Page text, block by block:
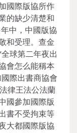
國際版協所作
的缺少清楚和
中，中國版協
和受理。查金
球第二年夜出
會怎么能稱本
際出書商協會
律王法公法蘭
國參加國際版
書不受拘束等
大都國際版協